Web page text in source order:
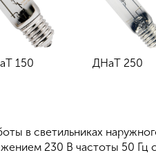
150 ДНаТ 250
в светильниках
230 В частоты 50 Гц